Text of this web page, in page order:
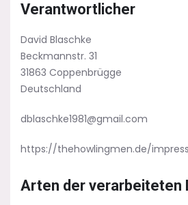
Verantwortlicher
David Blaschke
Beckmannstr. 31
31863 Coppenbrügge
Deutschland
dblaschke1981@gmail.com
https://thehowlingmen.de/
Arten der verarbeiteten